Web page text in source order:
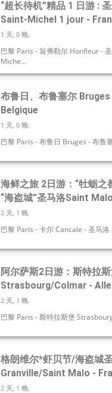
“超长待机”精品 1 日游 :
Saint-Michel 1 jour -
1 天, 0 晚.
巴黎 Paris - 翁弗勒尔 Honfleur -
Miche...
布鲁日、布鲁塞尔
Belgique
1 天, 0 晚.
巴黎 Paris - 布鲁日 Bruges - 布鲁
海鲜之旅 2日游：“牡蛎之
“海盗城”圣马洛Saint
2 天, 1 晚.
巴黎 Paris - 卡尔 Cancale - 圣马
阿尔萨斯2日游：斯特拉
Strasbourg/Colmar -
2 天, 1 晚.
巴黎 Paris - 斯特拉斯堡
格朗维尔*虾贝节/海盗城
Granville/Saint Malo -
2 天, 1 晚.